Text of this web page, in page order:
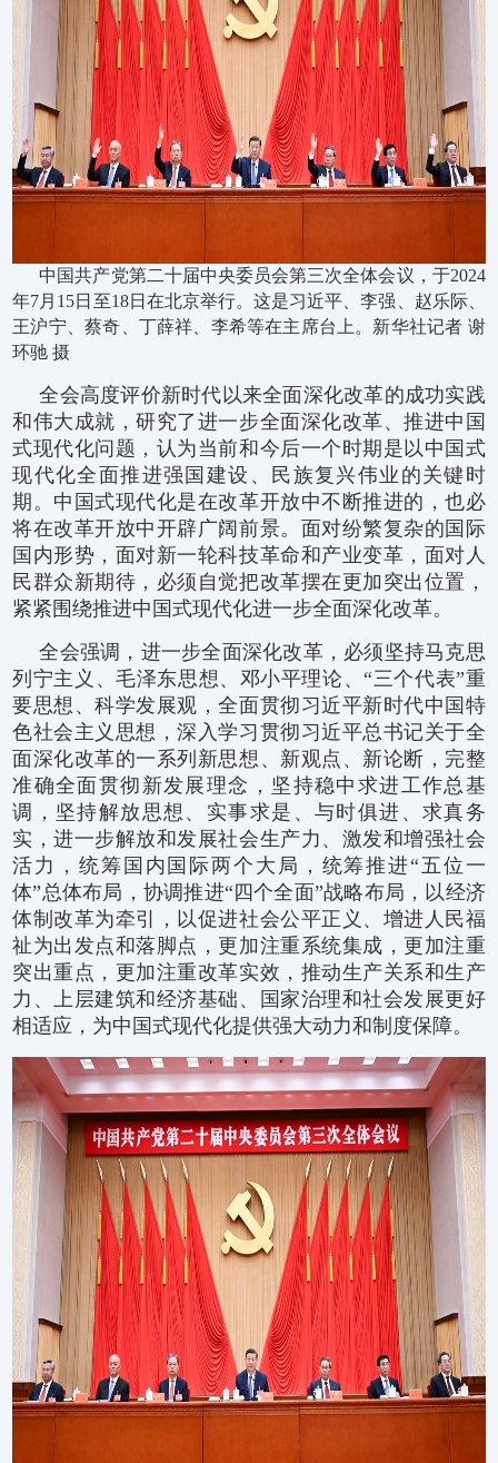
中国共产党第二十届中央委员会第三次全体会议，于2024
年7月15日至18日在北京举行。这是习近平、李强、赵乐际、
王沪宁、蔡奇、丁薛祥、李希等在主席台上。新华社记者 谢
环驰 摄
全会高度评价新时代以来全面深化改革的成功实践
和伟大成就，研究了进一步全面深化改革、推进中国
式现代化问题，认为当前和今后一个时期是以中国式
现代化全面推进强国建设、民族复兴伟业的关键时
期。中国式现代化是在改革开放中不断推进的，也必
将在改革开放中开辟广阔前景。面对纷繁复杂的国际
国内形势，面对新一轮科技革命和产业变革，面对人
民群众新期待，必须自觉把改革摆在更加突出位置，
紧紧围绕推进中国式现代化进一步全面深化改革。
全会强调，进一步全面深化改革，必须坚持马克思
列宁主义、毛泽东思想、邓小平理论、“三个代表”重
要思想、科学发展观，全面贯彻习近平新时代中国特
色社会主义思想，深入学习贯彻习近平总书记关于全
面深化改革的一系列新思想、新观点、新论断，完整
准确全面贯彻新发展理念，坚持稳中求进工作总基
调，坚持解放思想、实事求是、与时俱进、求真务
实，进一步解放和发展社会生产力、激发和增强社会
活力，统筹国内国际两个大局，统筹推进“五位一
体”总体布局，协调推进“四个全面”战略布局，以经济
体制改革为牵引，以促进社会公平正义、增进人民福
祉为出发点和落脚点，更加注重系统集成，更加注重
突出重点，更加注重改革实效，推动生产关系和生产
力、上层建筑和经济基础、国家治理和社会发展更好
相适应，为中国式现代化提供强大动力和制度保障。